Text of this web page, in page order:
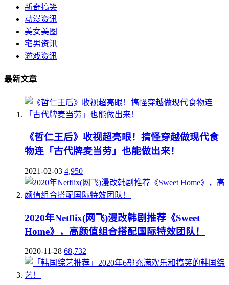
新奇搞笑
动漫资讯
美女美图
宅男资讯
游戏资讯
最新文章
《哲仁王后》收视超亮眼！搞怪穿越做现代食
物连「古代牌麦当劳」也能做出来！
2021-02-03 4,950
2020年Netflix(网飞)漫改韩剧推荐《Sweet
Home》，高颜值组合搭配国际特效团队！
2020-11-28 68,732